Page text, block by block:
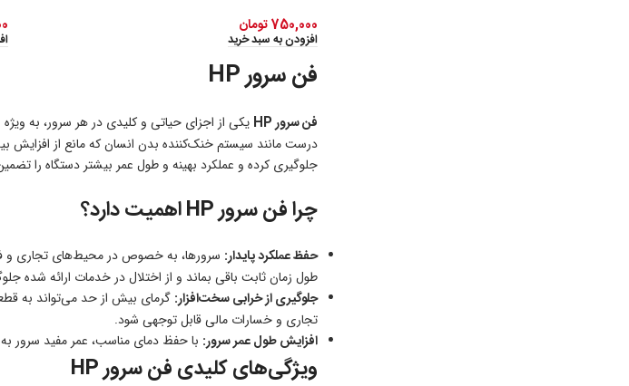
750,000تومان
افزودن به سبد خرید
فن سرور HP
فن سرور HP
جلوگیری کرده و عملکرد بهینه و طول عمر بیشتر دستگاه را
چرا فن سرور HP اهمیت دارد؟
حفظ عملکرد پایدار: سرورها، به خصوص در محیط‌های تجاری و
طول زمان ثابت باقی بماند و از اختلال در خدمات ارائه شده
جلوگیری از خرابی سخت‌افزار: گرمای بیش از حد می‌تواند به
تجاری و خسارات مالی قابل توجهی شود.
افزایش طول عمر سرور: با حفظ دمای مناسب، عمر مفید سرور
ویژگی‌های کلیدی فن سرور HP